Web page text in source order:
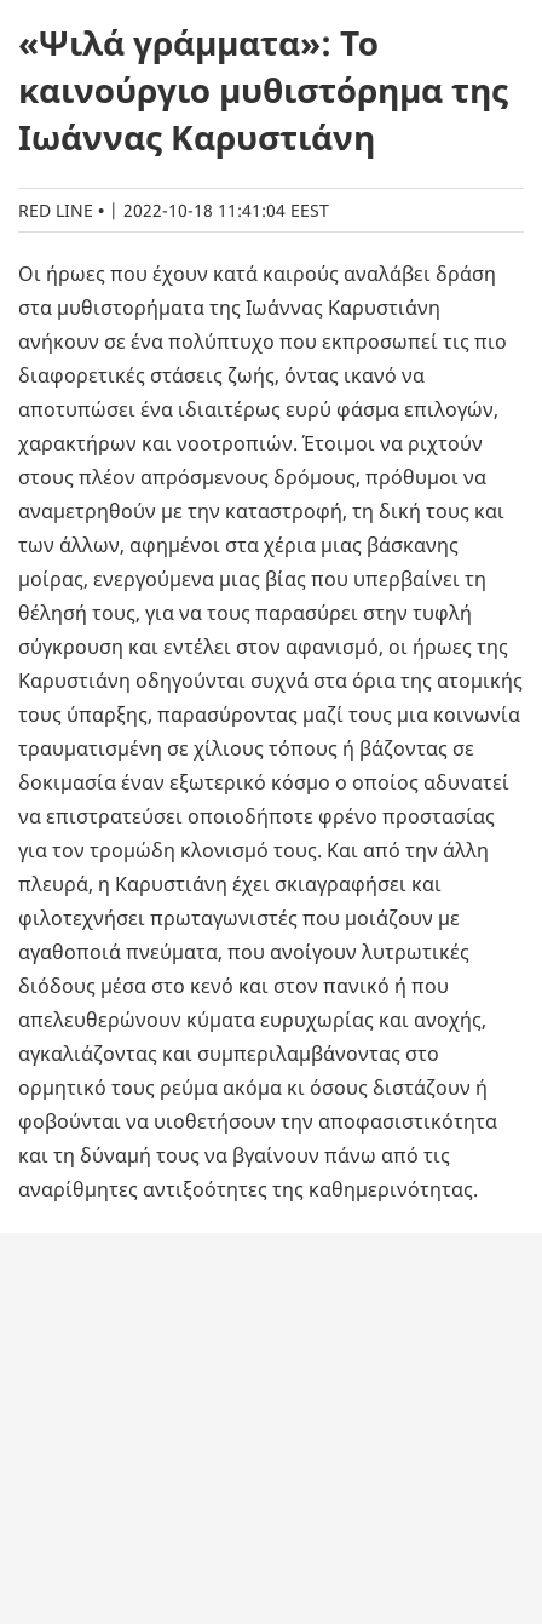
«Ψιλά γράμματα»: Το
καινούργιο μυθιστόρημα της
Ιωάννας Καρυστιάνη
RED LINE | 2022-10-18 11:41:04 EEST
Οι ήρωες που έχουν κατά καιρούς αναλάβει δράση
στα μυθιστορήματα της Ιωάννας Καρυστιάνη
ανήκουν σε ένα πολύπτυχο που εκπροσωπεί τις πιο
διαφορετικές στάσεις ζωής, όντας ικανό να
αποτυπώσει ένα ιδιαιτέρως ευρύ φάσμα επιλογών,
χαρακτήρων και νοοτροπιών. Έτοιμοι να ριχτούν
στους πλέον απρόσμενους δρόμους, πρόθυμοι να
αναμετρηθούν με την καταστροφή, τη δική τους και
των άλλων, αφημένοι στα χέρια μιας βάσκανης
μοίρας, ενεργούμενα μιας βίας που υπερβαίνει τη
θέλησή τους, για να τους παρασύρει στην τυφλή
σύγκρουση και εντέλει στον αφανισμό, οι ήρωες της
Καρυστιάνη οδηγούνται συχνά στα όρια της ατομικής
τους ύπαρξης, παρασύροντας μαζί τους μια κοινωνία
τραυματισμένη σε χίλιους τόπους ή βάζοντας σε
δοκιμασία έναν εξωτερικό κόσμο ο οποίος αδυνατεί
να επιστρατεύσει οποιοδήποτε φρένο προστασίας
για τον τρομώδη κλονισμό τους. Και από την άλλη
πλευρά, η Καρυστιάνη έχει σκιαγραφήσει και
φιλοτεχνήσει πρωταγωνιστές που μοιάζουν με
αγαθοποιά πνεύματα, που ανοίγουν λυτρωτικές
διόδους μέσα στο κενό και στον πανικό ή που
απελευθερώνουν κύματα ευρυχωρίας και ανοχής,
αγκαλιάζοντας και συμπεριλαμβάνοντας στο
ορμητικό τους ρεύμα ακόμα κι όσους διστάζουν ή
φοβούνται να υιοθετήσουν την αποφασιστικότητα
και τη δύναμή τους να βγαίνουν πάνω από τις
αναρίθμητες αντιξοότητες της καθημερινότητας.